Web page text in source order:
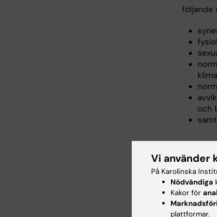
följande
och
på
tar
Vi använder
På Karolinska
Nödvändiga
Kakor för
plattformar.